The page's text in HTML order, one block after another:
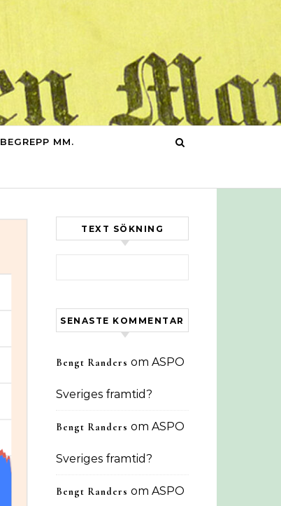
BEGREPP MM.
TEXT SÖKNING
SENASTE KOMMENTAR
Bengt Randers om ASPO
Sveriges framtid?
Bengt Randers om ASPO
Sveriges framtid?
Bengt Randers om ASPO